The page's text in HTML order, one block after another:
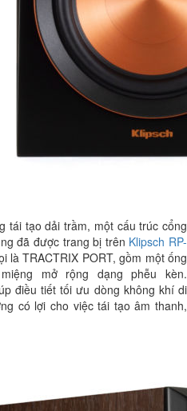
tái tạo dải trầm, một cấu trúc cổng
đã được trang bị trên Klipsch RP-
là TRACTRIX PORT, gồm một ống
mở rộng dạng phễu kèn.
điều tiết tối ưu dòng không khí di
có lợi cho việc tái tạo âm thanh,